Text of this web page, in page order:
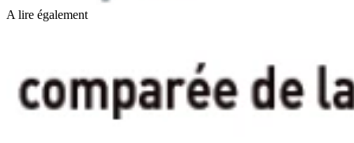
A lire également